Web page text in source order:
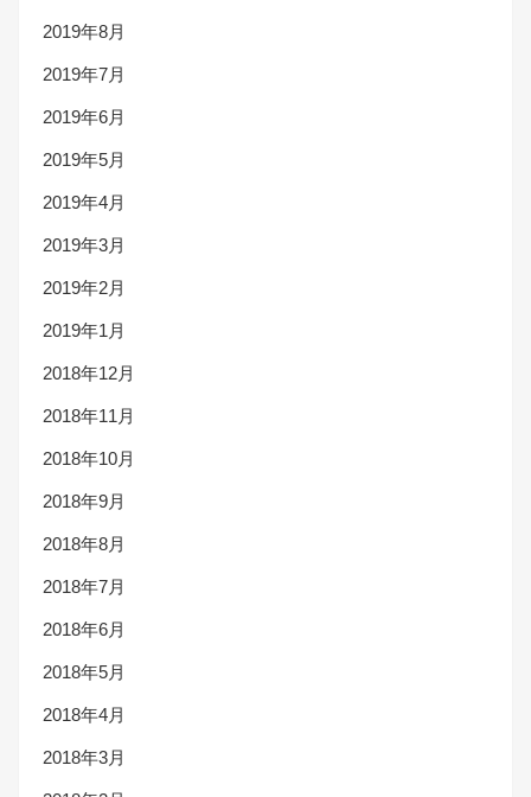
2019年8月
2019年7月
2019年6月
2019年5月
2019年4月
2019年3月
2019年2月
2019年1月
2018年12月
2018年11月
2018年10月
2018年9月
2018年8月
2018年7月
2018年6月
2018年5月
2018年4月
2018年3月